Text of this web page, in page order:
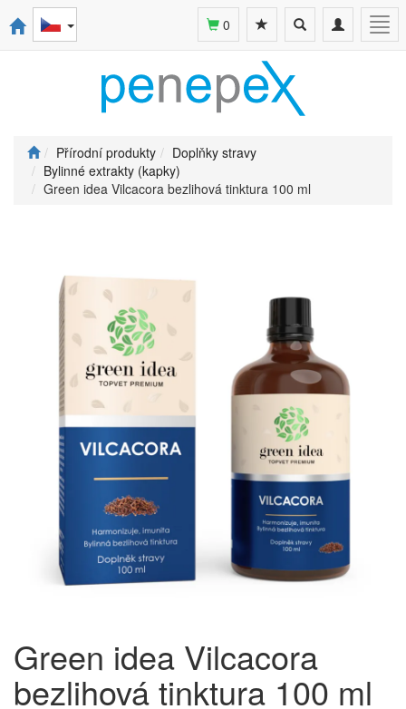
Toggle
navigation
Toggle
search
0
Přírodní produkty
Doplňky stravy
Bylinné extrakty (kapky)
Green idea Vilcacora bezlihová tinktura 100 ml
Green idea Vilcacora
bezlihová tinktura 100 ml